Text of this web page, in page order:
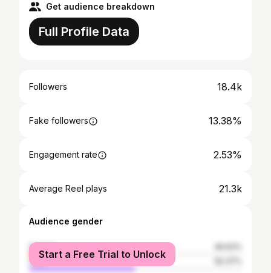
Get audience breakdown
Full Profile Data
Followers 18.4k
Fake followers 13.38%
Engagement rate 2.53%
Average Reel plays 21.3k
Audience gender
female
male
Start a Free Trial to Unlock